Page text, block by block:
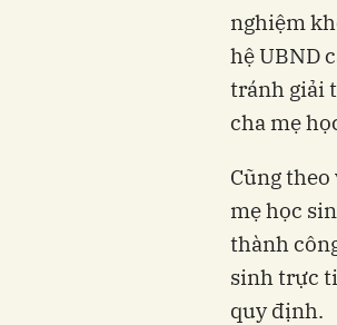
nghiệm
hệ UBND
tránh giải
cha mẹ
Cũng
mẹ học
thành
sinh trực
quy định.